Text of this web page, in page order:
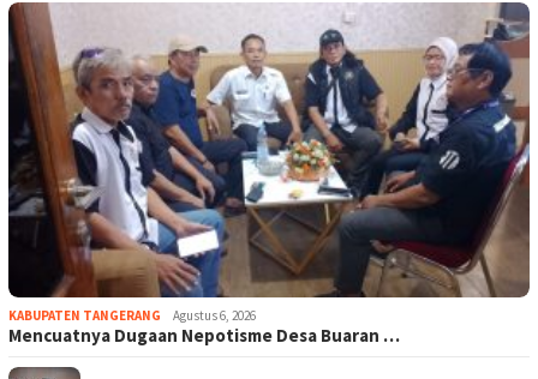
KABUPATEN TANGERANG Agustus 6, 2026
Mencuatnya Dugaan Nepotisme Desa Buaran …